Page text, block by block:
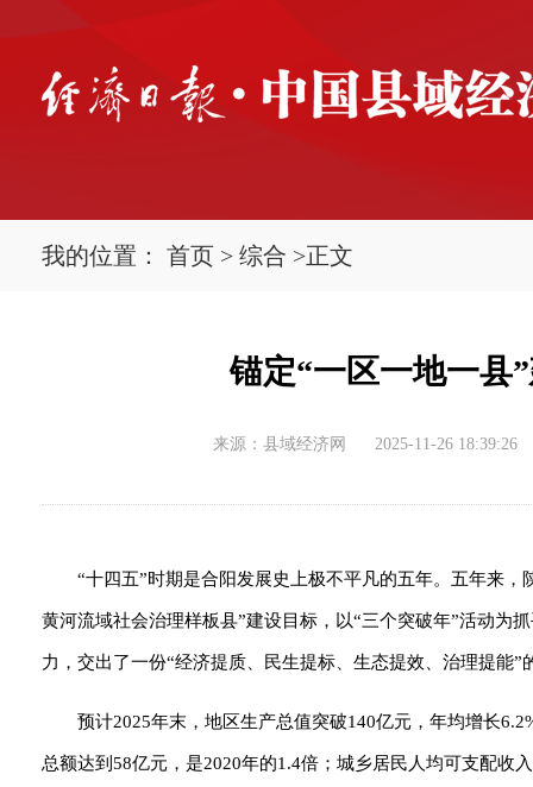
我的位置： 首页 > 综合 >正文
锚定“一区一地一县
来源：县域经济网 2025-11-26 18:39:26
“十四五”时期是合阳发展史上极不平凡的五年。五年来
黄河流域社会治理样板县”建设目标，以“三个突破年”活动为
力，交出了一份“经济提质、民生提标、生态提效、治理提能”
预计2025年末，地区生产总值突破140亿元，年均增长
总额达到58亿元，是2020年的1.4倍；城乡居民人均可支配收